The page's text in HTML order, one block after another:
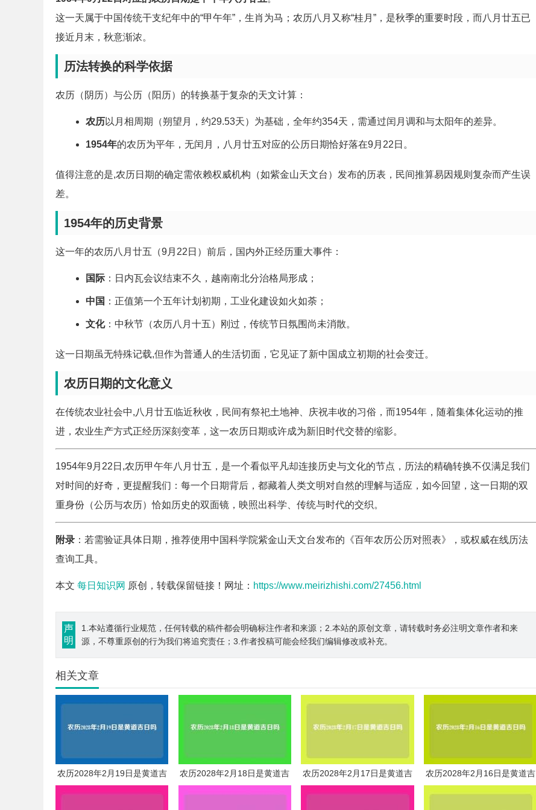
这一天属于中国传统干支纪年中的“甲午年”，生肖为马；农历八月又称“桂月”，是秋季的重要时段，而八月廿五已
接近月末，秋意渐浓。
历法转换的科学依据
农历（阴历）与公历（阳历）的转换基于复杂的天文计算：
农历以月相周期（朔望月，约29.53天）为基础，全年约354天，需通过闰月调和与太阳年的差异。
1954年的农历为平年，无闰月，八月廿五对应的公历日期恰好落在9月22日。
值得注意的是,农历日期的确定需依赖权威机构（如紫金山天文台）发布的历表，民间推算易因规则复杂而产生误
差。
1954年的历史背景
这一年的农历八月廿五（9月22日）前后，国内外正经历重大事件：
国际 ：日内瓦会议结束不久，越南南北分治格局形成；
中国 ：正值第一个五年计划初期，工业化建设如火如荼；
文化：中秋节（农历八月十五）刚过，传统节日氛围尚未消散。
这一日期虽无特殊记载,但作为普通人的生活切面，它见证了新中国成立初期的社会变迁。
农历日期的文化意义
在传统农业社会中,八月廿五临近秋收，民间有祭祀土地神、庆祝丰收的习俗，而1954年，随着集体化运动的推
进，农业生产方式正经历深刻变革，这一农历日期或许成为新旧时代交替的缩影。
1954年9月22日,农历甲午年八月廿五，是一个看似平凡却连接历史与文化的节点，历法的精确转换不仅满足我们
对时间的好奇，更提醒我们：每一个日期背后，都藏着人类文明对自然的理解与适应，如今回望，这一日期的双
重身份（公历与农历）恰如历史的双面镜，映照出科学、传统与时代的交织。
附录 ：若需验证具体日期，推荐使用中国科学院紫金山天文台发布的《百年农历公历对照表》，或权威在线历法
查询工具。
本文 每日知识网 原创，转载保留链接！网址： https://www.meirizhishi.com/27456.html
声
明
1.本站遵循行业规范，任何转载的稿件都会明确标注作者和来源；2.本站的原创文章，请转载时务必注明文章作者和来
源，不尊重原创的行为我们将追究责任；3.作者投稿可能会经我们编辑修改或补充。
相关文章
农历2028年2月19日是黄道吉
日吗
农历2028年2月18日是黄道吉
日吗
农历2028年2月17日是黄道吉
日吗
农历2028年2月16日是黄道吉
日吗